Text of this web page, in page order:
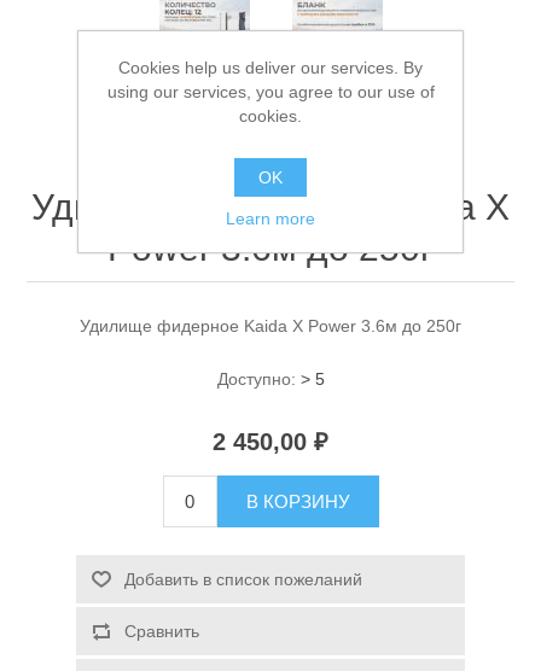
Спасательные средства
Туризм и Активный отдых
Удилище фидерное Kaida X
Power 3.6м до 250г
Удилище фидерное Kaida X Power 3.6м до 250г
Доступно: > 5
2 450,00 ₽
В КОРЗИНУ
Добавить в список пожеланий
Сравнить
Cookies help us deliver our services. By
using our services, you agree to our use of
cookies.
OK
Learn more